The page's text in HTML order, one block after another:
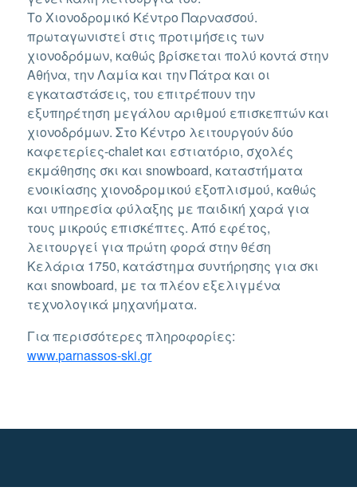
Το Χιονοδρομικό Κέντρο Παρνασσού.
πρωταγωνιστεί στις προτιμήσεις των
χιονοδρόμων, καθώς βρίσκεται πολύ κοντά στην
Αθήνα, την Λαμία και την Πάτρα και οι
εγκαταστάσεις, του επιτρέπουν την
εξυπηρέτηση μεγάλου αριθμού επισκεπτών και
χιονοδρόμων. Στο Κέντρο λειτουργούν δύο
καφετερίες-chalet και εστιατόριο, σχολές
εκμάθησης σκι και snowboard, καταστήματα
ενοικίασης χιονοδρομικού εξοπλισμού, καθώς
και υπηρεσία φύλαξης με παιδική χαρά για
τους μικρούς επισκέπτες. Από εφέτος,
λειτουργεί για πρώτη φορά στην θέση
Κελάρια 1750, κατάστημα συντήρησης για σκι
και snowboard, με τα πλέον εξελιγμένα
τεχνολογικά μηχανήματα.
Για περισσότερες πληροφορίες:
www.parnassos-ski.gr